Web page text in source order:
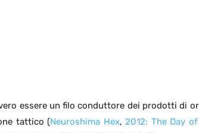
essere un filo conduttore dei prodotti di
tattico (Neuroshima Hex,2012: The Day